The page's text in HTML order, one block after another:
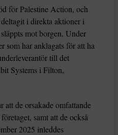
för Palestine Action, och
i direkta aktioner i
mot borgen. Under
som har anklagats för att ha
till det
Systems i Filton,
att de orsakade omfattande
samt att de också
2025 inleddes